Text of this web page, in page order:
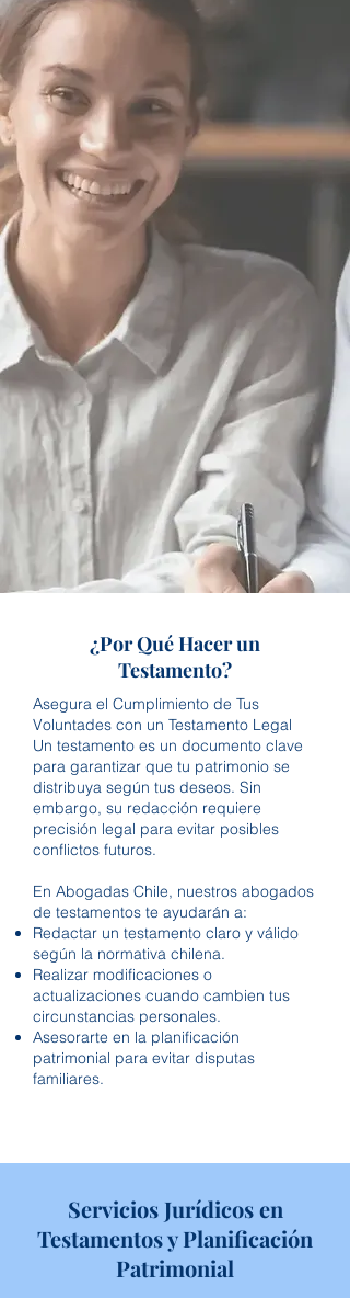
¿Por Qué Hacer un
Testamento?
Asegura el Cumplimiento de Tus
Voluntades con un Testamento Legal
Un testamento es un documento clave
para garantizar que tu patrimonio se
distribuya según tus deseos. Sin
embargo, su redacción requiere
precisión legal para evitar posibles
conflictos futuros.
En Abogadas Chile, nuestros abogados
de testamentos te ayudarán a:
Redactar un testamento claro y válido
según la normativa chilena.
Realizar modificaciones o
actualizaciones cuando cambien tus
circunstancias personales.
Asesorarte en la planificación
patrimonial para evitar disputas
familiares.
Servicios Jurídicos en
Testamentos y Planificación
Patrimonial